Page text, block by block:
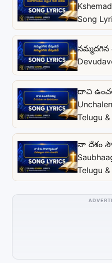
Song
నమ్మదగిన
దాచి
Telugu
నా దేశం
Telugu